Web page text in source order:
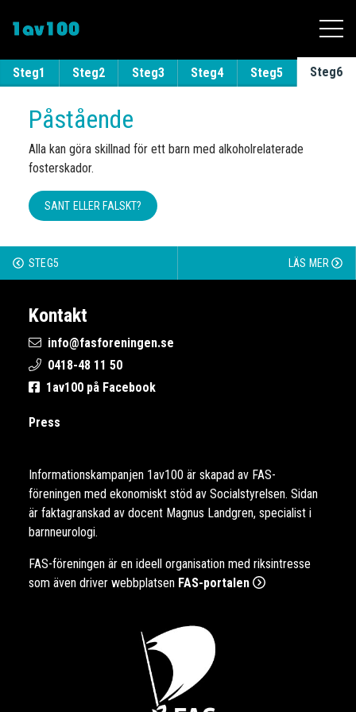
Till innehållet
Steg1 Steg2 Steg3 Steg4 Steg5 Steg6
Påstående
Alla kan göra skillnad för ett barn med alkoholrelaterade
fosterskador.
SANT ELLER FALSKT?
STEG5 LÄS MER
Kontakt
info@fasforeningen.se
0418-48 11 50
1av100 på Facebook
Press
Informationskampanjen 1av100 är skapad av FAS-
föreningen med ekonomiskt stöd av Socialstyrelsen. Sidan
är faktagranskad av docent Magnus Landgren, specialist i
barnneurologi.
FAS-föreningen är en ideell organisation med riksintresse
som även driver webbplatsen FAS-portalen